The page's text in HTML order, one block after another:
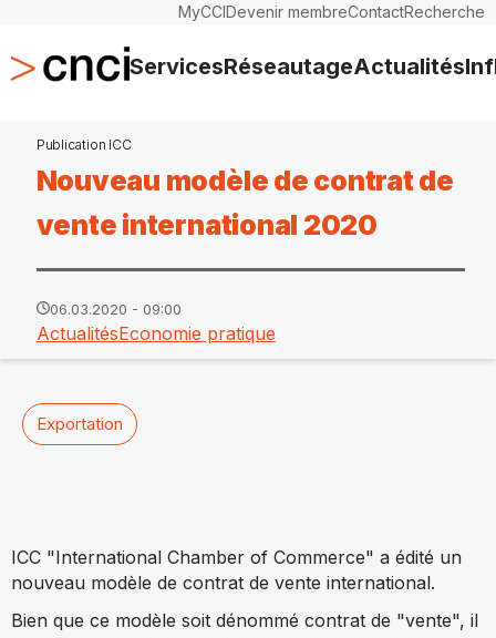
MyCCIDevenir membreContactRecherche
ServicesRéseautageActualités
Publication ICC
Nouveau modèle de contrat de
vente international 2020
06.03.2020 - 09:00
ActualitésEconomie pratique
Exportation
ICC "International Chamber of Commerce" a édité un
nouveau modèle de contrat de vente international.
Bien que ce modèle soit dénommé contrat de "vente", il